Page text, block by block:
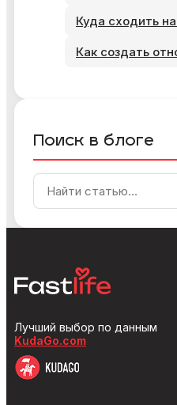
Куда сходить
Как создать
Поиск в блоге
Лучший выбор по данным
KudaGo.com